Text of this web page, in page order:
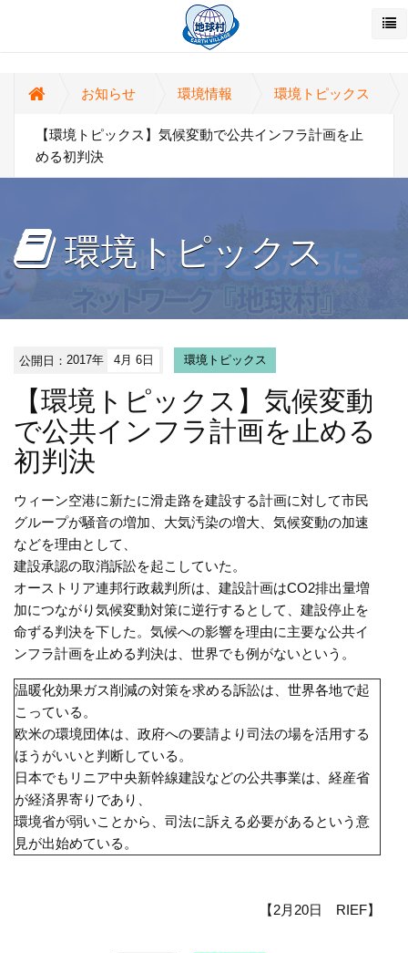
お知らせ 環境情報 環境トピックス
【環境トピックス】気候変動で公共インフラ計画を止
める初判決
環境トピックス
公開日：2017年 4月 6日 環境トピックス
【環境トピックス】気候変動
で公共インフラ計画を止める
初判決
ウィーン空港に新たに滑走路を建設する計画に対して市民
グループが騒音の増加、大気汚染の増大、気候変動の加速
などを理由として、
建設承認の取消訴訟を起こしていた。
オーストリア連邦行政裁判所は、建設計画はCO2排出量増
加につながり気候変動対策に逆行するとして、建設停止を
命ずる判決を下した。気候への影響を理由に主要な公共イ
ンフラ計画を止める判決は、世界でも例がないという。
温暖化効果ガス削減の対策を求める訴訟は、世界各地で起
こっている。
欧米の環境団体は、政府への要請より司法の場を活用する
ほうがいいと判断している。
日本でもリニア中央新幹線建設などの公共事業は、経産省
が経済界寄りであり、
環境省が弱いことから、司法に訴える必要があるという意
見が出始めている。
【2月20日 RIEF】